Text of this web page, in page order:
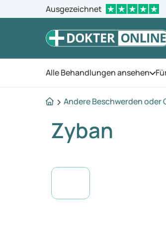
Ausgezeichnet
Alle Behandlungen ansehen
Andere Beschwerden oder
Zyban